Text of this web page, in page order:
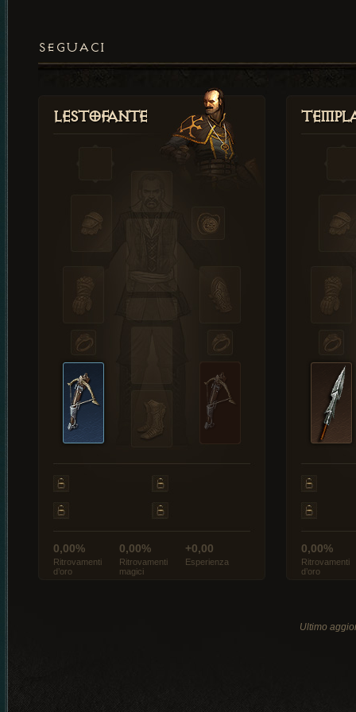
SEGUACI
Lestofante
0,00%
Ritrovamenti
d’oro
0,00%
Ritrovamenti
magici
+0,00
Esperienza
0,00%
Ritrovamenti
d’oro
Ultimo